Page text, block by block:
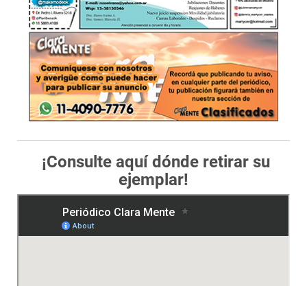
¡Consulte aquí dónde retirar su
ejemplar!